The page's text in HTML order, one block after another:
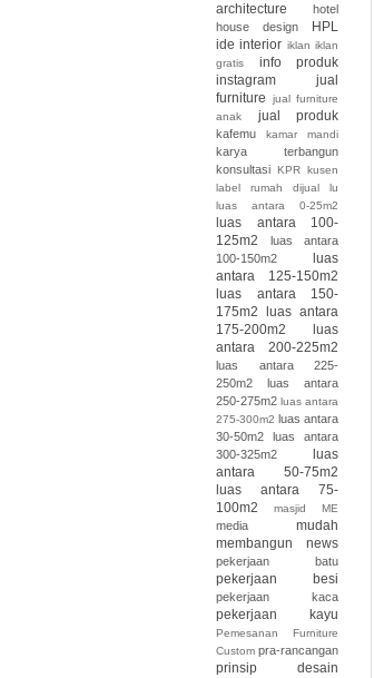
architecture
hotel
house design
HPL
ide interior iklan iklan
gratis
info produk
instagram
jual
furniture
jual furniture
anak
jual produk
kafemu kamar mandi
karya terbangun
konsultasi KPR kusen
label rumah dijual
lu
luas antara 0-25m2
luas antara 100-
125m2
luas antara
100-150m2
luas
antara 125-150m2
luas antara 150-
175m2
luas antara
175-200m2
luas
antara 200-225m2
luas antara 225-
250m2
luas antara
250-275m2 luas antara
275-300m2 luas antara
30-50m2
luas antara
300-325m2
luas
antara 50-75m2
luas antara 75-
100m2
masjid ME
media
mudah
membangun
news
pekerjaan batu
pekerjaan besi
pekerjaan kaca
pekerjaan kayu
Pemesanan Furniture
Custom pra-rancangan
prinsip desain